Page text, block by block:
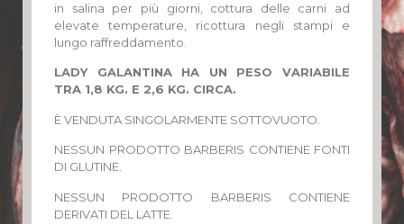
in salina per più giorni, cottura delle carni ad
elevate temperature, ricottura negli stampi e
lungo raffreddamento.
LADY GALANTINA HA UN PESO VARIABILE
TRA 1,8 KG. E 2,6 KG. CIRCA.
È VENDUTA SINGOLARMENTE SOTTOVUOTO.
NESSUN PRODOTTO BARBERIS CONTIENE FONTI
DI GLUTINE.
NESSUN PRODOTTO BARBERIS CONTIENE
DERIVATI DEL LATTE.